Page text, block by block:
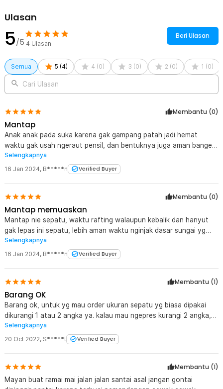
Ulasan
5/5 4 Ulasan
Beri Ulasan
Semua 5 (4) 4 (0) 3 (0) 2 (0) 1 (0)
Cari Ulasan
Membantu (0)
Mantap
Anak anak pada suka karena gak gampang patah jadi hemat
waktu gak usah ngeraut pensil, dan bentuknya juga aman banget
karena sdh ada tutupnya
Selengkapnya
16 Jan 2024, B*****n Verified Buyer
Membantu (0)
Mantap memuaskan
Mantap nie sepatu, waktu rafting walaupun kebalik dan hanyut
gak lepas ini sepatu, lebih aman waktu nginjak dasar sungai yg
banyak batu dan ranting hanyut
Selengkapnya
16 Jan 2024, B*****n Verified Buyer
Membantu (1)
Barang OK
Barang ok, untuk yg mau order ukuran sepatu yg biasa dipakai
dikurangi 1 atau 2 angka ya. kalau mau ngepres kurangi 2 angka,
kalau mau agak longgaran dikit ya kurangi 1 angka saja
Selengkapnya
20 Oct 2022, S*****t Verified Buyer
Membantu (1)
Mayan buat ramai mai jalan jalan santai asal jangan gontai